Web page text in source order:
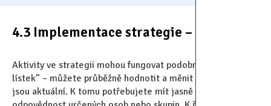
4.3 Implementace strategie – jak na to
Aktivity ve strategii mohou fungovat podobně jako „jídelní
lístek” – můžete průběžně hodnotit a měnit činnosti, které
jsou aktuální. K tomu potřebujete mít jasně nastavenou